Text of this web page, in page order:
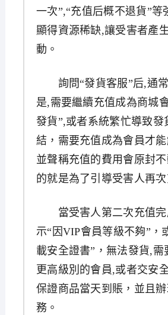
一次”,“充值后概不退貨”等
顯得資源稀缺,讓受害者產
動。
詢問“發貨客服”后,通常
是,需要繼續充值成為商城
發貨”,或者系統繁忙導致發
結，需要充值成為會員才能
並聲稱充值的費用會原封不
的就是為了引導受害人再次
當受害人第二次充值完
示“因VIP會員等級不夠”，
載安全證書”，無法發貨,需
更高級別的會員,或者交安
保證商品當天到賬，並且
務。